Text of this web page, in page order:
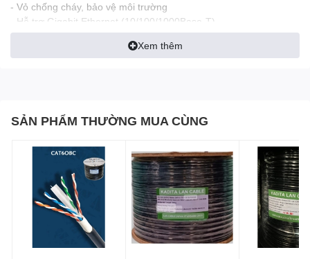
- Vỏ chống cháy, bảo vệ môi trường
- Hỗ trợ Gigabit Ethernet (10/100/1000Base-T)
Xem thêm
SẢN PHẨM THƯỜNG MUA CÙNG